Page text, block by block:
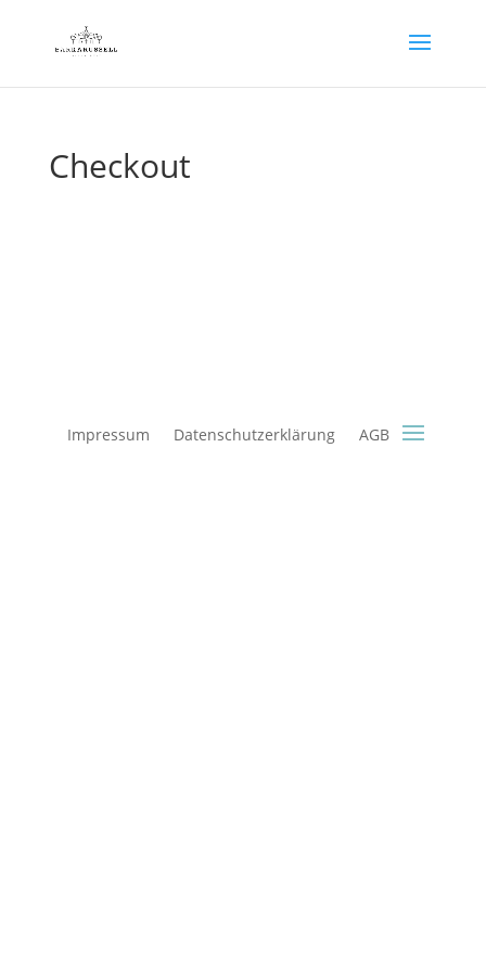
Checkout
Impressum Datenschutzerklärung AGB